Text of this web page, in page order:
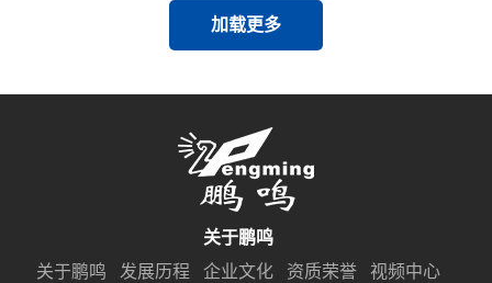
加载更多
关于鹏鸣
关于鹏鸣
发展历程 企业文化 资质荣誉 视频中心